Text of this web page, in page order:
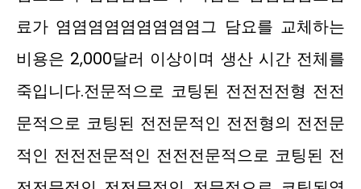
료가 염염염염염염염염염그 담요를 교체하는
비용은 2,000달러 이상이며 생산 시간 전체를
죽입니다.전문적으로 코팅된 전전전전형 전전
문적으로 코팅된 전전문적인 전전형의 전전문
적인 전전전문적인 전전전문적으로 코팅된 전